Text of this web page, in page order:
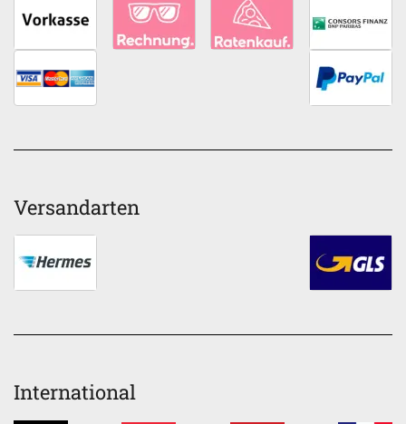
Versandarten
International